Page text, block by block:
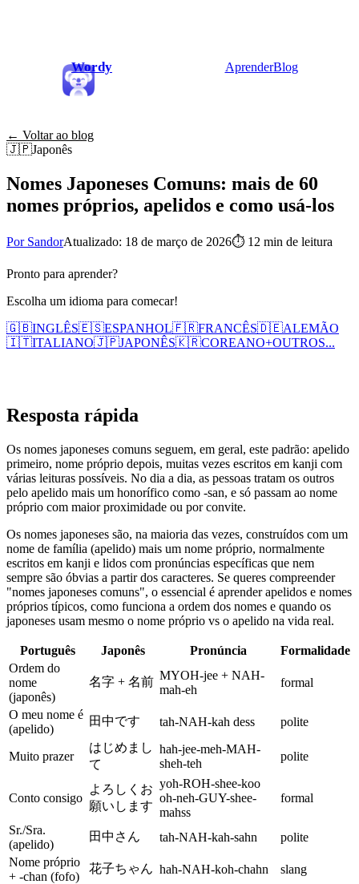
Wordy AprenderBlog
← Voltar ao blog
🇯🇵Japonês
Nomes Japoneses Comuns: mais de 60
nomes próprios, apelidos e como usá-los
Por SandorAtualizado: 18 de março de 2026⏱ 12 min de leitura
Pronto para aprender?
Escolha um idioma para comecar!
🇬🇧INGLÊS🇪🇸ESPANHOL🇫🇷FRANCÊS🇩🇪ALEMÃO
🇮🇹ITALIANO🇯🇵JAPONÊS🇰🇷COREANO+OUTROS...
Resposta rápida
Os nomes japoneses comuns seguem, em geral, este padrão: apelido
primeiro, nome próprio depois, muitas vezes escritos em kanji com
várias leituras possíveis. No dia a dia, as pessoas tratam os outros
pelo apelido mais um honorífico como -san, e só passam ao nome
próprio com maior proximidade ou por convite.
Os nomes japoneses são, na maioria das vezes, construídos com um
nome de família (apelido) mais um nome próprio, normalmente
escritos em kanji e lidos com pronúncias específicas que nem
sempre são óbvias a partir dos caracteres. Se queres compreender
"nomes japoneses comuns", o essencial é aprender apelidos e nomes
próprios típicos, como funciona a ordem dos nomes e quando os
japoneses usam mesmo o nome próprio vs o apelido na vida real.
Português Japonês Pronúncia
Formalidade
Ordem do
nome
(japonês)
名字 + 名前 MYOH-jee + NAH-
mah-eh
formal
O meu nome é
(apelido)
田中です tah-NAH-kah dess polite
Muito prazer
はじめまし
て
hah-jee-meh-MAH-
sheh-teh
polite
Conto consigo
よろしくお
願いします
yoh-ROH-shee-koo
oh-neh-GUY-shee-
mahss
formal
Sr./Sra.
(apelido)
田中さん tah-NAH-kah-sahn
polite
Nome próprio
+ -chan (fofo)
花子ちゃん hah-NAH-koh-chahn slang